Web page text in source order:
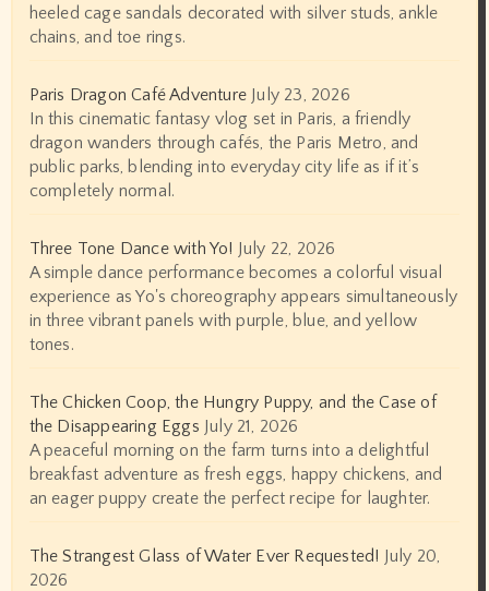
heeled cage sandals decorated with silver studs, ankle
chains, and toe rings.
Paris Dragon Café Adventure July 23, 2026
In this cinematic fantasy vlog set in Paris, a friendly
dragon wanders through cafés, the Paris Metro, and
public parks, blending into everyday city life as if it’s
completely normal.
Three Tone Dance with Yo! July 22, 2026
A simple dance performance becomes a colorful visual
experience as Yo's choreography appears simultaneously
in three vibrant panels with purple, blue, and yellow
tones.
The Chicken Coop, the Hungry Puppy, and the Case of
the Disappearing Eggs July 21, 2026
A peaceful morning on the farm turns into a delightful
breakfast adventure as fresh eggs, happy chickens, and
an eager puppy create the perfect recipe for laughter.
The Strangest Glass of Water Ever Requested! July 20,
2026